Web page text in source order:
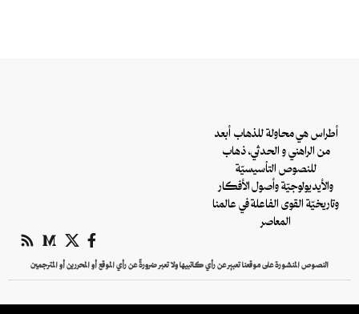
أطراس هي محاولة للذهاب أبعد
من الراهني و الحدثي، ذهاب
للنصوص التأسيسيّة
والأيديولوجيّة وأصول الأفكار
وتاريخيّة القوى الفاعلة في عالمنا
المعاصر
النصوص المنشورة على موقعنا تعبير عن رأي كاتبيها ولا تعبر ضرورةً عن رأي الموقع أو المحررين أو المترجمين